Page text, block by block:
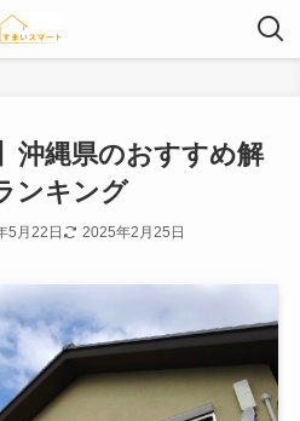
沖縄県のおすすめ解
ンキング
5月22日 2025年2月25日